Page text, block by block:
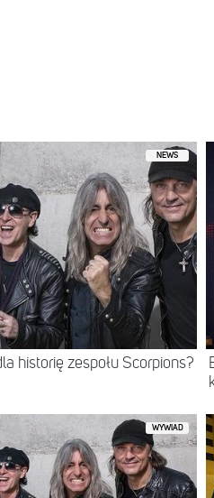
NEWS
historię zespołu Scorpions?
WYWIAD